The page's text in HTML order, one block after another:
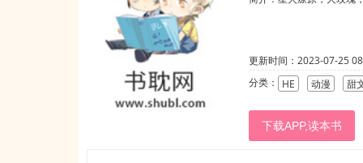
更新时间：2023-07-25
分类：
HE 动漫 甜
下载APP,读本书